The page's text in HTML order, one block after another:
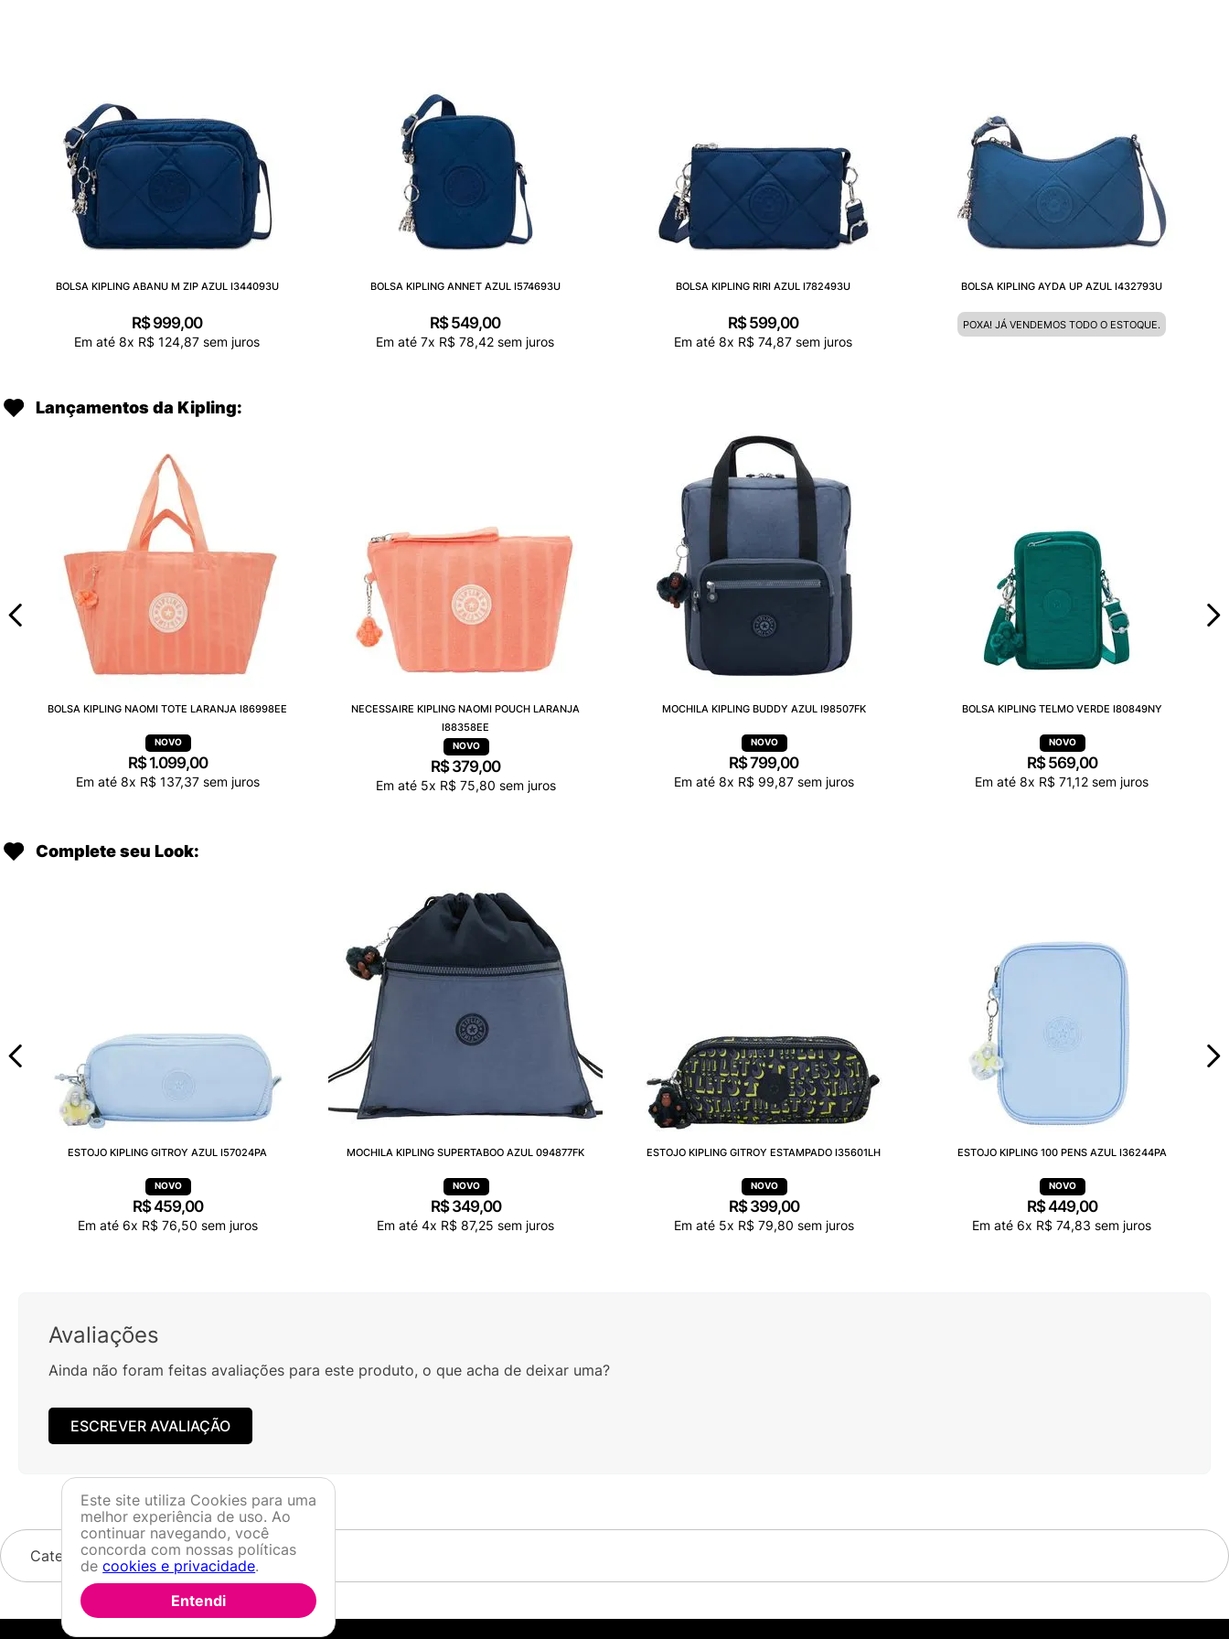
BOLSA KIPLING ABANU M ZIP AZUL I344093U
R$999,00
Em até8x R$ 124,87 sem juros
BOLSA KIPLING ANNET AZUL I574693U
R$549,00
Em até7x R$ 78,42 sem juros
BOLSA KIPLING RIRI AZUL I782493U
R$599,00
Em até8x R$ 74,87 sem juros
BOLSA KIPLING AYDA UP AZUL I432793U
POXA! JÁ VENDEMOS TODO O ESTOQUE.
Lançamentos da Kipling:
BOLSA KIPLING NAOMI TOTE LARANJA I86998EE
R$ 1.099,00
Em até 8x R$ 137,37sem juros
NECESSAIRE KIPLING NAOMI POUCH LARANJA
I88358EE
R$ 379,00
Em até 5x R$ 75,80 sem juros
MOCHILA KIPLING BUDDY AZUL I98507FK
R$799,00
Em até 8x R$ 99,87sem juros
BOLSA KIPLING TELMO VERDE I80849NY
R$ 569,00
Em até 8x R$ 71,12 sem juros
Complete seu Look:
ESTOJO KIPLING GITROY AZUL I57024PA
R$459,00
Em até 6x R$ 76,50 sem juros
MOCHILA KIPLING SUPERTABOO AZUL 094877FK
R$ 349,00
Em até 4x R$ 87,25 sem juros
ESTOJO KIPLING GITROY ESTAMPADO I35601LH
R$ 399,00
Em até 5x R$ 79,80 sem juros
ESTOJO KIPLING 100 PENS AZUL I36244PA
R$449,00
Em até 6x R$ 74,83 sem juros
Avaliações
Ainda não foram feitas avaliações para este produto, o que acha de deixar uma?
ESCREVER AVALIAÇÃO
Categorias
Este site utiliza Cookies para uma
melhor experiência de uso. Ao
continuar navegando, você
concorda com nossas políticas
decookies e privacidade.
Entendi